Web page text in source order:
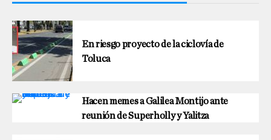
En riesgo proyecto de la ciclovía de
Toluca
Hacen memes a Galilea Montijo ante
reunión de Superholly y Yalitza